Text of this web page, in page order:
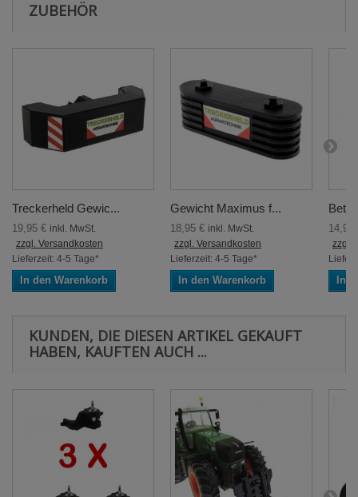
ZUBEHÖR
Treckerheld Gewic...
19,95 € inkl. MwSt.
zzgl. Versandkosten
Lieferzeit: 4-5 Tage*
In den Warenkorb
Gewicht Maximus f...
18,95 € inkl. MwSt.
zzgl. Versandkosten
Lieferzeit: 4-5 Tage*
In den Warenkorb
zzgl.
In
KUNDEN, DIE DIESEN ARTIKEL GEKAUFT
HABEN, KAUFTEN AUCH ...